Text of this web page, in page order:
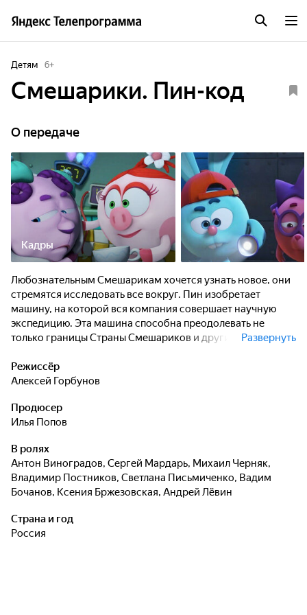
Детям 6+
Смешарики. Пин-код
О передаче
Кадры
Любознательным Смешарикам хочется узнать новое, они
стремятся исследовать все вокруг. Пин изобретает
машину, на которой вся компания совершает научную
экспедицию. Эта машина способна преодолевать не
только границы Страны Смешариков и других миров, но и
отправиться в совместное путешествие, не подозревая,
что им предстоит пережить самое захватывающее
жизни и суть вещей.
Развернуть
Режиссёр
Алексей Горбунов
Продюсер
Илья Попов
В ролях
Антон Виноградов, Сергей Мардарь, Михаил Черняк,
Владимир Постников, Светлана Письмиченко, Вадим
Бочанов, Ксения Бржезовская, Андрей Лёвин
Страна и год
Россия